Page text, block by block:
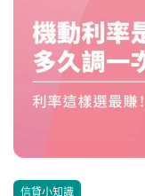
信貸小知識